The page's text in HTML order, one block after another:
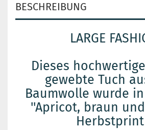
BESCHREIBUNG
LARGE
Dieses
gewebte Tuch
Baumwolle wurde
''Apricot, braun